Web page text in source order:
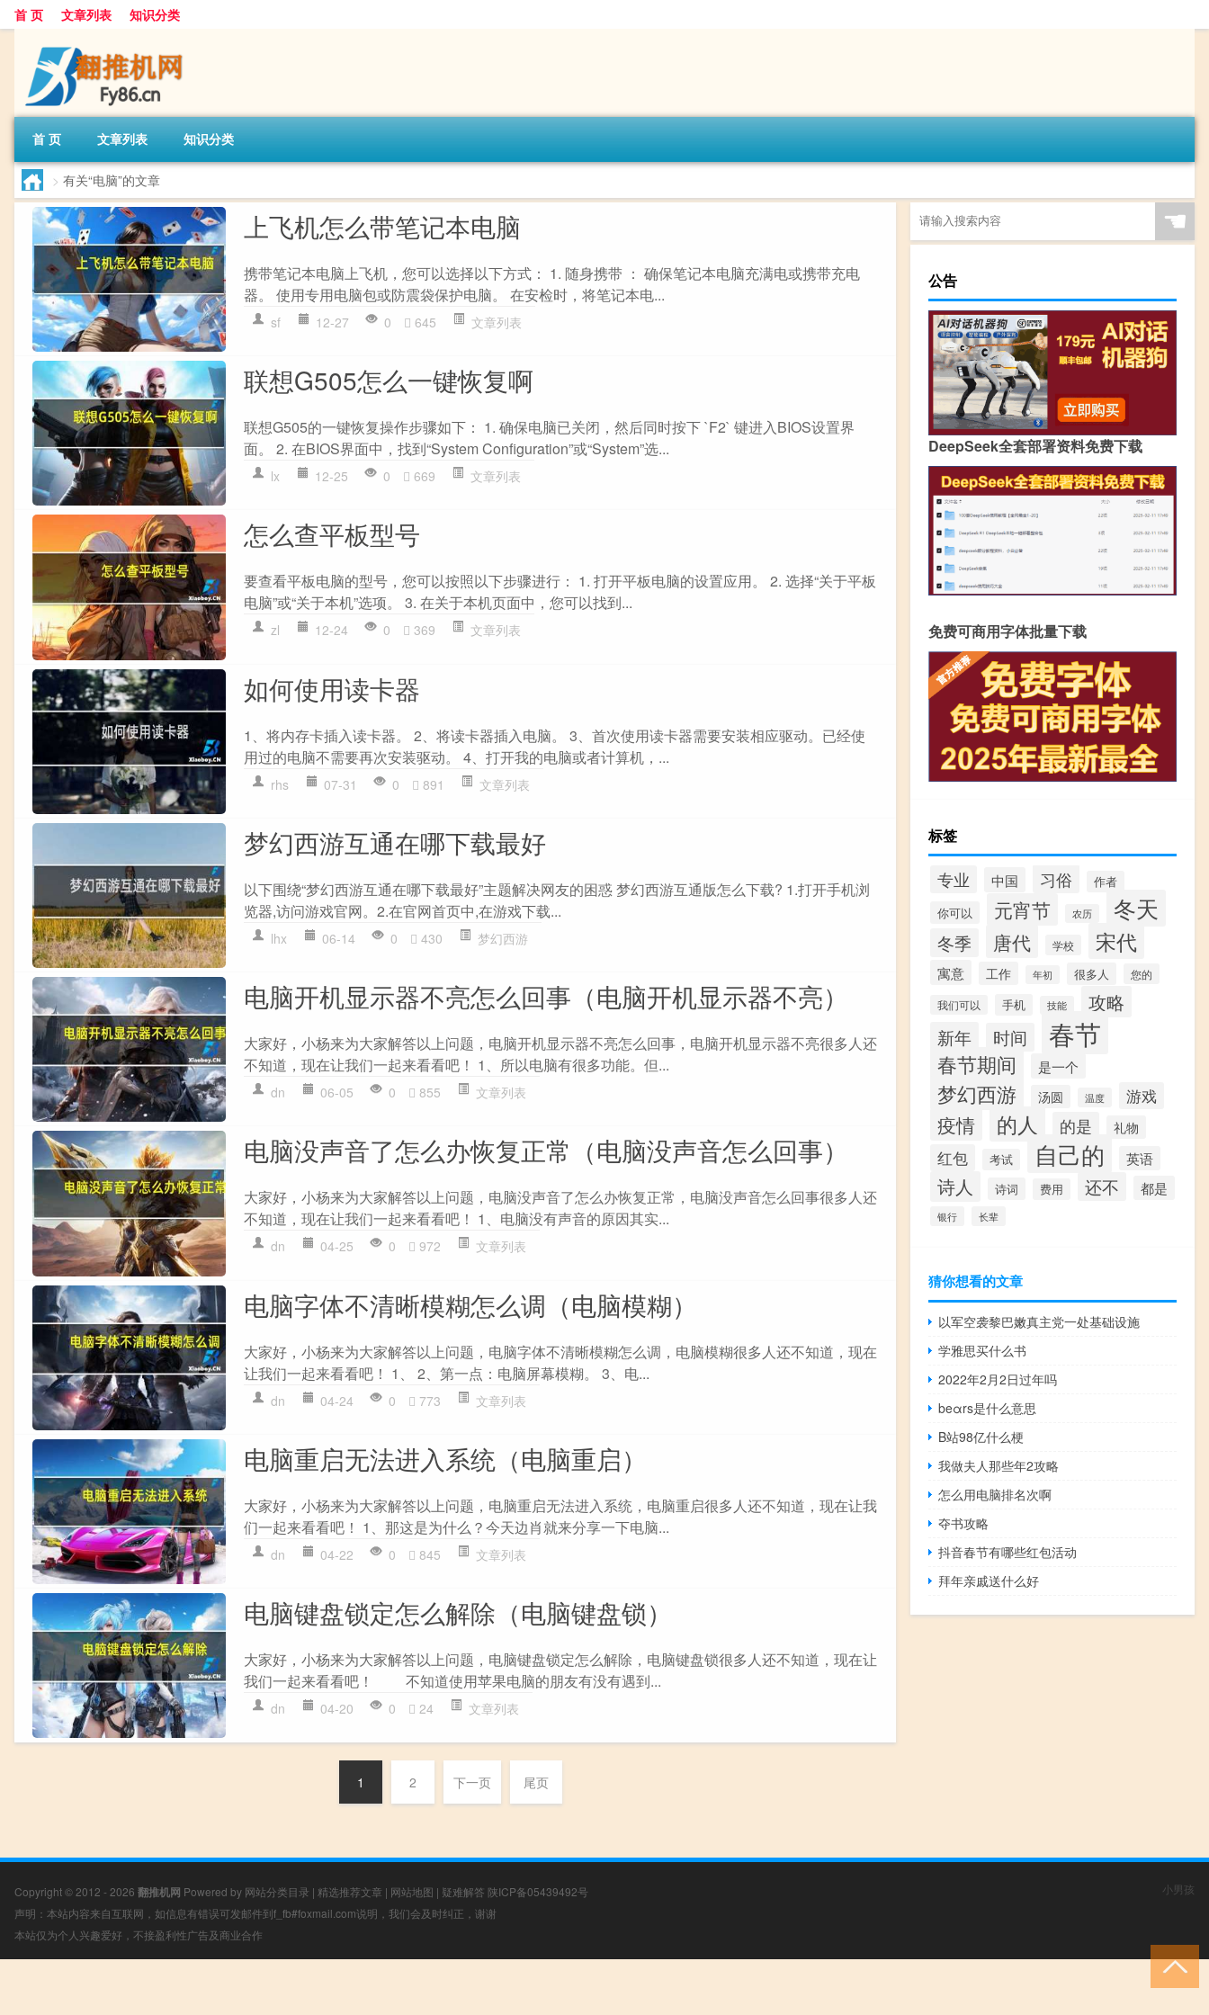
首 页 文章列表 知识分类
首 页 文章列表 知识分类
> 有关“电脑”的文章
上飞机怎么带笔记本电脑
携带笔记本电脑上飞机，您可以选择以下方式： 1. 随身携带 ： 确保笔记本电脑充满电或携带充电
器。 使用专用电脑包或防震袋保护电脑。 在安检时，将笔记本电...
sf 12-27 0 645 文章列表
联想G505怎么一键恢复啊
联想G505的一键恢复操作步骤如下： 1. 确保电脑已关闭，然后同时按下 `F2` 键进入BIOS设置界
面。 2. 在BIOS界面中，找到“System Configuration”或“System”选...
lx 12-25 0 669 文章列表
怎么查平板型号
要查看平板电脑的型号，您可以按照以下步骤进行： 1. 打开平板电脑的设置应用。 2. 选择“关于平板
电脑”或“关于本机”选项。 3. 在关于本机页面中，您可以找到...
zl 12-24 0 369 文章列表
如何使用读卡器
1、将内存卡插入读卡器。 2、将读卡器插入电脑。 3、首次使用读卡器需要安装相应驱动。已经使
用过的电脑不需要再次安装驱动。 4、打开我的电脑或者计算机，...
rhs 07-31 0 891 文章列表
梦幻西游互通在哪下载最好
以下围绕“梦幻西游互通在哪下载最好”主题解决网友的困惑 梦幻西游互通版怎么下载? 1.打开手机浏
览器,访问游戏官网。2.在官网首页中,在游戏下载...
lhx 06-14 0 430 梦幻西游
电脑开机显示器不亮怎么回事（电脑开机显示器不亮）
大家好，小杨来为大家解答以上问题，电脑开机显示器不亮怎么回事，电脑开机显示器不亮很多人还
不知道，现在让我们一起来看看吧！ 1、所以电脑有很多功能。但...
dn 06-05 0 855 文章列表
电脑没声音了怎么办恢复正常（电脑没声音怎么回事）
大家好，小杨来为大家解答以上问题，电脑没声音了怎么办恢复正常，电脑没声音怎么回事很多人还
不知道，现在让我们一起来看看吧！ 1、电脑没有声音的原因其实...
dn 04-25 0 972 文章列表
电脑字体不清晰模糊怎么调（电脑模糊）
大家好，小杨来为大家解答以上问题，电脑字体不清晰模糊怎么调，电脑模糊很多人还不知道，现在
让我们一起来看看吧！ 1、 2、第一点：电脑屏幕模糊。 3、电...
dn 04-24 0 773 文章列表
电脑重启无法进入系统（电脑重启）
大家好，小杨来为大家解答以上问题，电脑重启无法进入系统，电脑重启很多人还不知道，现在让我
们一起来看看吧！ 1、那这是为什么？今天边肖就来分享一下电脑...
dn 04-22 0 845 文章列表
电脑键盘锁定怎么解除（电脑键盘锁）
大家好，小杨来为大家解答以上问题，电脑键盘锁定怎么解除，电脑键盘锁很多人还不知道，现在让
我们一起来看看吧！ 不知道使用苹果电脑的朋友有没有遇到...
dn 04-20 0 24 文章列表
1 2 下一页 尾页
☚
公告
DeepSeek全套部署资料免费下载
免费可商用字体批量下载
标签
专业 中国 习俗 作者
你可以 元宵节 农历 冬天
冬季 唐代 学校 宋代
寓意 工作 年初 很多人 您的
我们可以 手机 技能 攻略
新年 时间 春节
春节期间 是一个
梦幻西游 汤圆 温度 游戏
疫情 的人 的是 礼物
红包 考试 自己的 英语
诗人 诗词 费用 还不 都是
银行 长辈
猜你想看的文章
以军空袭黎巴嫩真主党一处基础设施
学雅思买什么书
2022年2月2日过年吗
beαrs是什么意思
B站98亿什么梗
我做夫人那些年2攻略
怎么用电脑排名次啊
夺书攻略
抖音春节有哪些红包活动
拜年亲戚送什么好
Copyright © 2012 - 2026 翻推机网 Powered by 网站分类目录 | 精选推荐文章 | 网站地图 | 疑难解答 陕ICP备05439492号
声明：本站内容来自互联网，如信息有错误可发邮件到f_fb#foxmail.com说明，我们会及时纠正，谢谢
本站仅为个人兴趣爱好，不接盈利性广告及商业合作
小男孩